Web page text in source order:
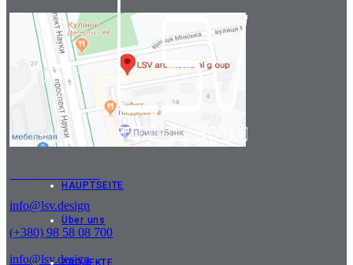
info@lsv.design
(+380) 98 58 08 700
info@lsv.design
HAUPTSEITE
Über uns
PROJEKTE